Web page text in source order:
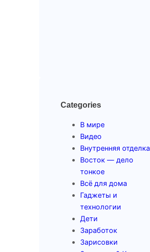
Categories
В мире
Видео
Внутренняя отделка
Восток — дело
тонкое
Всё для дома
Гаджеты и
технологии
Дети
Заработок
Зарисовки